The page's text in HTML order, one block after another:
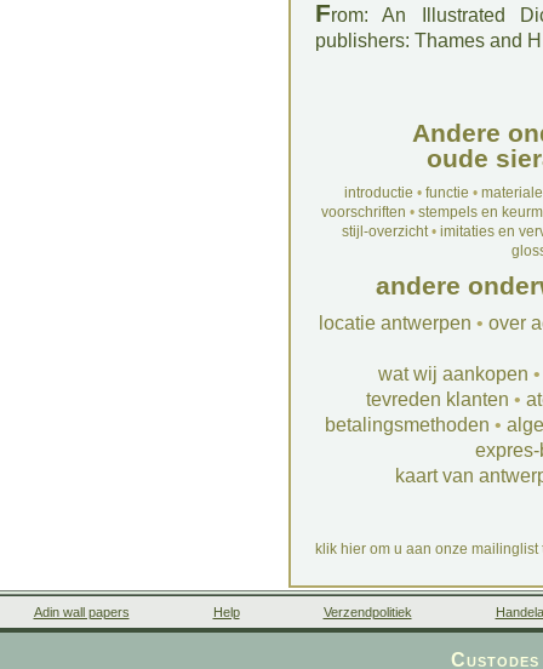
From: An Illustrated
publishers: Thames and
Andere
oude
introductie • functie •
voorschriften • stempels en
stijl-overzicht• imitaties en
andere
locatie antwerpen • over
wat wij aankopen
tevreden klanten •
betalingsmethoden •
kaart van
klik hier om u aan onze mailinglist
Adin wall papers Help Verzendpolitiek